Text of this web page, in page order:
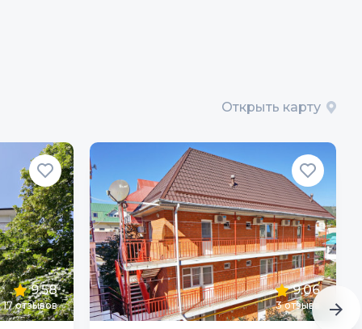
Открыть карту
9.58
17отзывов
9.06
3отзыва